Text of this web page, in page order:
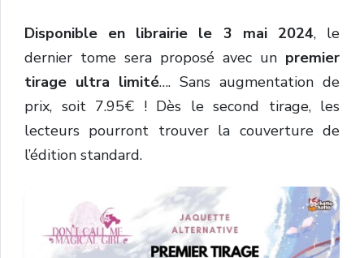
Disponible en librairie le 3 mai 2024, le
dernier tome sera proposé avec un premier
tirage ultra limité…. Sans augmentation de
prix, soit 7.95€ ! Dès le second tirage, les
lecteurs pourront trouver la couverture de
l’édition standard.